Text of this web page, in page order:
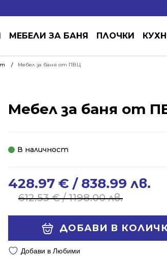
МЕБЕЛИ ЗА БАНЯ ПЛОЧКИ
Мебел за баня от ПВЦ
Мебел за баня от
В наличност
612.53€/ 1198.00 лв.
Original
price
1198.00 лв..
428.97 € / 838.99 лв.
Current
price
838.99 лв..
ДОБАВИ В
Добави в Любими